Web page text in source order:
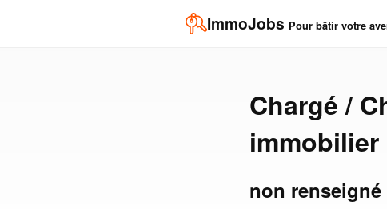
ImmoJobs Pour bâtir votre
Chargé /
immobilier
non renseigné